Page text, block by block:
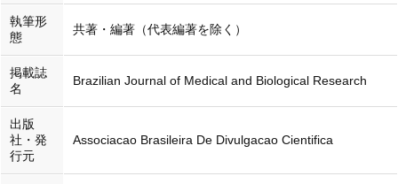
執筆形
態
共著・編著（代表編著を除く）
掲載誌
名
Brazilian Journal of Medical and Biological Research
出版
社・発
行元
Associacao Brasileira De Divulgacao Cientifica